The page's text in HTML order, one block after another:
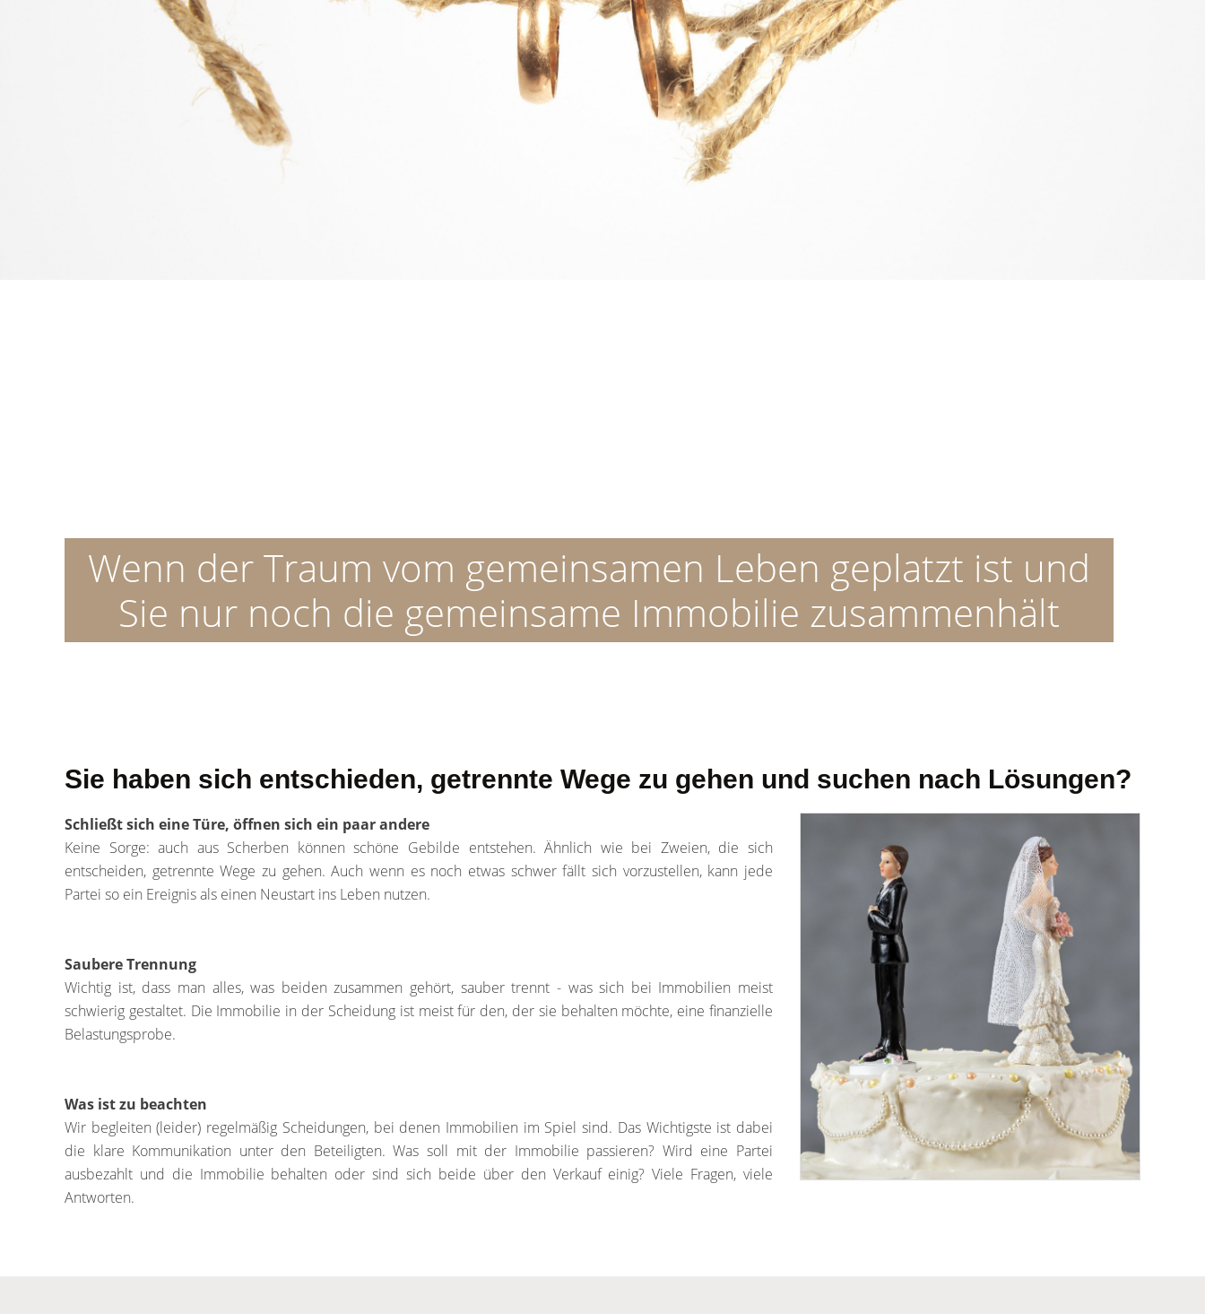
Wenn der Traum vom gemeinsamen Leben geplatzt ist und
Sie nur noch die gemeinsame Immobilie zusammenhält
Sie haben sich entschieden, getrennte Wege zu gehen und suchen nach Lösungen?
Schließt sich eine Türe, öffnen sich ein paar andere
Keine Sorge: auch aus Scherben können schöne Gebilde entstehen. Ähnlich wie bei Zweien, die sich
entscheiden, getrennte Wege zu gehen. Auch wenn es noch etwas schwer fällt sich vorzustellen, kann jede
Partei so ein Ereignis als einen Neustart ins Leben nutzen.
Saubere Trennung
Wichtig ist, dass man alles, was beiden zusammen gehört, sauber trennt - was sich bei Immobilien meist
schwierig gestaltet. Die Immobilie in der Scheidung ist meist für den, der sie behalten möchte, eine finanzielle
Belastungsprobe.
Was ist zu beachten
Wir begleiten (leider) regelmäßig Scheidungen, bei denen Immobilien im Spiel sind. Das Wichtigste ist dabei
die klare Kommunikation unter den Beteiligten. Was soll mit der Immobilie passieren? Wird eine Partei
ausbezahlt und die Immobilie behalten oder sind sich beide über den Verkauf einig? Viele Fragen, viele
Antworten.